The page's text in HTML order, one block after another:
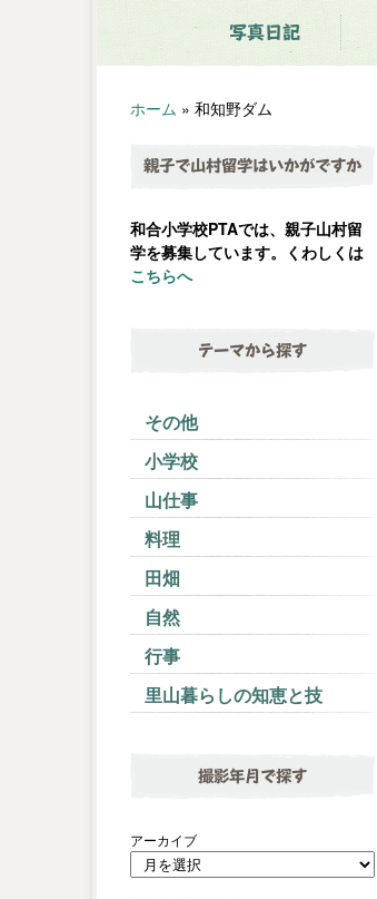
写真日記
ホーム » 和知野ダム
親子で山村留学はいかがですか
和合小学校PTAでは、親子山村留
学を募集しています。くわしくは
こちらへ
テーマから探す
その他
小学校
山仕事
料理
田畑
自然
行事
里山暮らしの知恵と技
撮影年月で探す
アーカイブ